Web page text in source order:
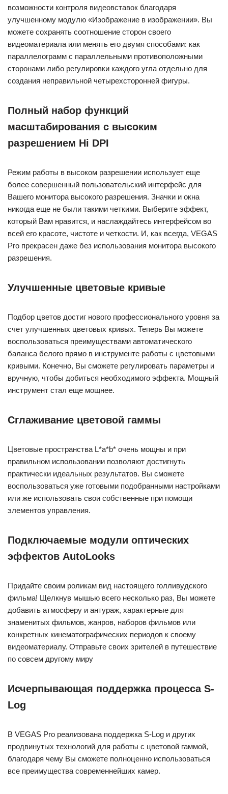
возможности контроля видеовставок благодаря
улучшенному модулю «Изображение в изображении». Вы
можете сохранять соотношение сторон своего
видеоматериала или менять его двумя способами: как
параллелограмм с параллельными противоположными
сторонами либо регулировки каждого угла отдельно для
создания неправильной четырехсторонней фигуры.
Полный набор функций
масштабирования с высоким
разрешением Hi DPI
Режим работы в высоком разрешении использует еще
более совершенный пользовательский интерфейс для
Вашего монитора высокого разрешения. Значки и окна
никогда еще не были такими четкими. Выберите эффект,
который Вам нравится, и наслаждайтесь интерфейсом во
всей его красоте, чистоте и четкости. И, как всегда, VEGAS
Pro прекрасен даже без использования монитора высокого
разрешения.
Улучшенные цветовые кривые
Подбор цветов достиг нового профессионального уровня за
счет улучшенных цветовых кривых. Теперь Вы можете
воспользоваться преимуществами автоматического
баланса белого прямо в инструменте работы с цветовыми
кривыми. Конечно, Вы сможете регулировать параметры и
вручную, чтобы добиться необходимого эффекта. Мощный
инструмент стал еще мощнее.
Сглаживание цветовой гаммы
Цветовые пространства L*a*b* очень мощны и при
правильном использовании позволяют достигнуть
практически идеальных результатов. Вы сможете
воспользоваться уже готовыми подобранными настройками
или же использовать свои собственные при помощи
элементов управления.
Подключаемые модули оптических
эффектов AutoLooks
Придайте своим роликам вид настоящего голливудского
фильма! Щелкнув мышью всего несколько раз, Вы можете
добавить атмосферу и антураж, характерные для
знаменитых фильмов, жанров, наборов фильмов или
конкретных кинематографических периодов к своему
видеоматериалу. Отправьте своих зрителей в путешествие
по совсем другому миру
Исчерпывающая поддержка процесса S-
Log
В VEGAS Pro реализована поддержка S-Log и других
продвинутых технологий для работы с цветовой гаммой,
благодаря чему Вы сможете полноценно использоваться
все преимущества современнейших камер.